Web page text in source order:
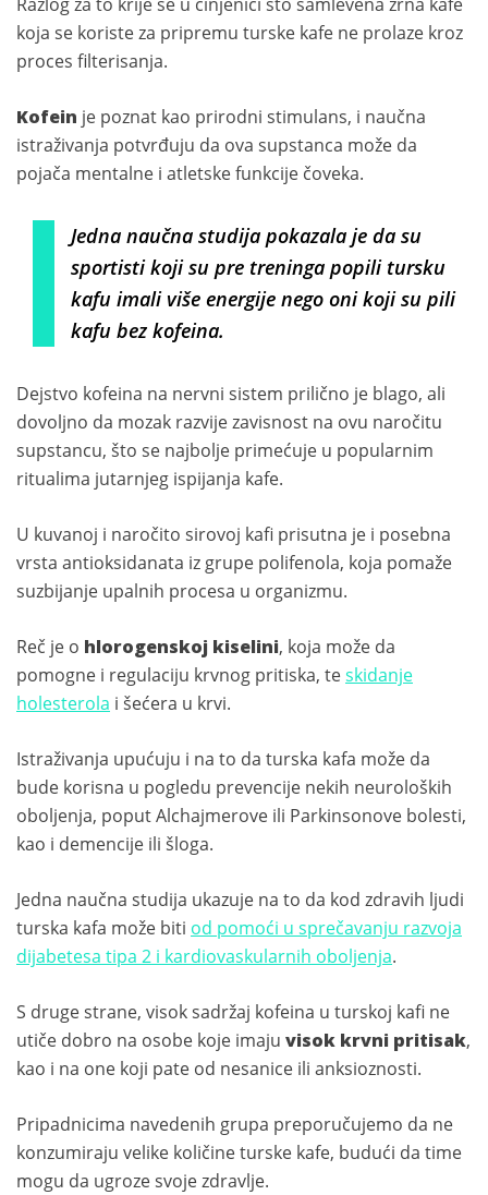
koja se koriste za pripremu turske kafe ne prolaze kroz
proces filterisanja.
Kofein je poznat kao prirodni stimulans, i naučna
istraživanja potvrđuju da ova supstanca može da
pojača mentalne i atletske funkcije čoveka.
Jedna naučna studija pokazala je da su
sportisti koji su pre treninga popili tursku
kafu imali više energije nego oni koji su pili
kafu bez kofeina.
Dejstvo kofeina na nervni sistem prilično je blago, ali
dovoljno da mozak razvije zavisnost na ovu naročitu
supstancu, što se najbolje primećuje u popularnim
ritualima jutarnjeg ispijanja kafe.
U kuvanoj i naročito sirovoj kafi prisutna je i posebna
vrsta antioksidanata iz grupe polifenola, koja pomaže
suzbijanje upalnih procesa u organizmu.
Reč je o hlorogenskoj kiselini, koja može da
pomogne i regulaciju krvnog pritiska, teskidanje
holesterola i šećera u krvi.
Istraživanja upućuju i na to da turska kafa može da
bude korisna u pogledu prevencije nekih neuroloških
oboljenja, poput Alchajmerove ili Parkinsonove bolesti,
kao i demencije ili šloga.
Jedna naučna studija ukazuje na to da kod zdravih ljudi
turska kafa može biti od pomoći u sprečavanju razvoja
dijabetesa tipa 2 i kardiovaskularnih oboljenja.
S druge strane, visok sadržaj kofeina u turskoj kafi ne
utiče dobro na osobe koje imaju visok krvni pritisak,
kao i na one koji pate od nesanice ili anksioznosti.
Pripadnicima navedenih grupa preporučujemo da ne
konzumiraju velike količine turske kafe, budući da time
mogu da ugroze svoje zdravlje.